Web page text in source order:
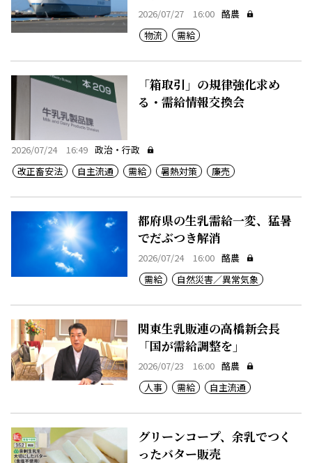
2026/07/27 16:00 酪農
物流
需給
「箱取引」の規律強化求め
る・需給情報交換会
2026/07/24 16:49 政治・行政
改正畜安法
自主流通 需給 暑熱対策 廉売
都府県の生乳需給一変、猛暑
でだぶつき解消
2026/07/24 16:00 酪農
需給
自然災害／異常気象
関東生乳販連の高橋新会長
「国が需給調整を」
2026/07/23 16:00 酪農
人事
需給 自主流通
グリーンコープ、余乳でつく
ったバター販売